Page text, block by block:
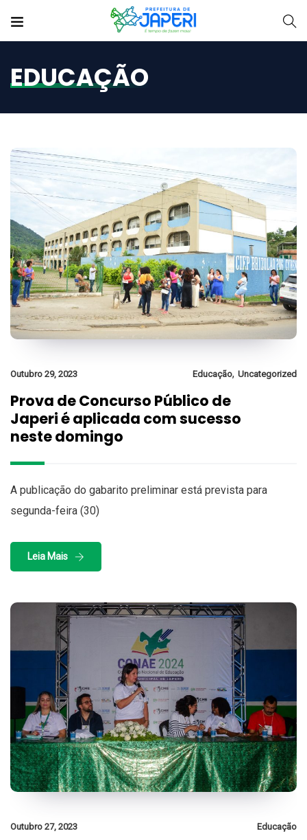
EDUCAÇÃO
Outubro 29, 2023 Educação, Uncategorized
Prova de Concurso Público de
Japeri é aplicada com sucesso
neste domingo
A publicação do gabarito preliminar está prevista para
segunda-feira (30)
Leia Mais
Outubro 27, 2023 Educação